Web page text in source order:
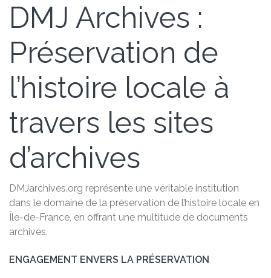
DMJ Archives :
Préservation de
l’histoire locale à
travers les sites
d’archives
DMJarchives.org représente une véritable institution
dans le domaine de la préservation de l’histoire locale en
Île-de-France, en offrant une multitude de documents
archivés.
ENGAGEMENT ENVERS LA PRÉSERVATION